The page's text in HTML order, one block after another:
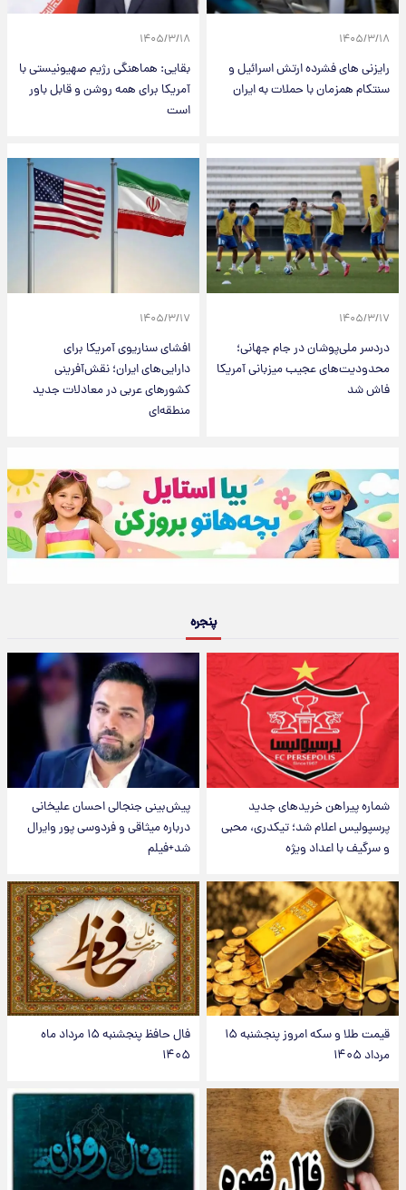
۱۴۰۵/۳/۱۸
رایزنی های فشرده ارتش اسرائیل و
سنتکام همزمان با حملات به ایران
۱۴۰۵/۳/۱۸
بقایی: هماهنگی رژیم صهیونیستی با
آمریکا برای همه روشن و قابل باور
است
۱۴۰۵/۳/۱۷
دردسر ملی‌پوشان در جام جهانی؛
محدودیت‌های عجیب میزبانی آمریکا
فاش شد
۱۴۰۵/۳/۱۷
افشای سناریوی آمریکا برای
دارایی‌های ایران؛ نقش‌آفرینی
کشورهای عربی در معادلات جدید
منطقه‌ای
پنجره
شماره پیراهن خریدهای جدید
پرسپولیس اعلام شد؛ تیکدری، محبی
و سرگیف با اعداد ویژه
پیش‌بینی جنجالی احسان علیخانی
درباره میثاقی و فردوسی پور وایرال
شد+فیلم
قیمت طلا و سکه امروز پنجشنبه ۱۵
مرداد ۱۴۰۵
فال حافظ پنجشنبه ۱۵ مرداد ماه
۱۴۰۵